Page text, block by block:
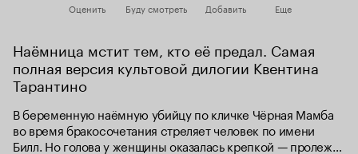
Оценить Буду смотреть Добавить Еще
Наёмница мстит тем, кто её предал. Самая
полная версия культовой дилогии Квентина
Тарантино
В беременную наёмную убийцу по кличке Чёрная Мамба
во время бракосочетания стреляет человек по имени
Билл. Но голова у женщины оказалась крепкой — пролежав